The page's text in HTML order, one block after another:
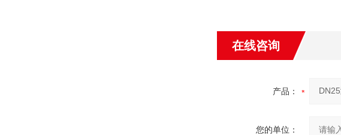
在线咨询
产品：
您的单位：